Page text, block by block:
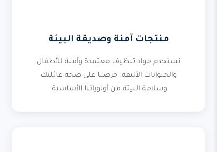
منتجات آمنة وصديقة البيئة
نستخدم مواد تنظيف معتمدة وآمنة للأطفال
والحيوانات الأليفة. حرصنا على صحة عائلتك
وسلامة البيئة من أولوياتنا الأساسية.